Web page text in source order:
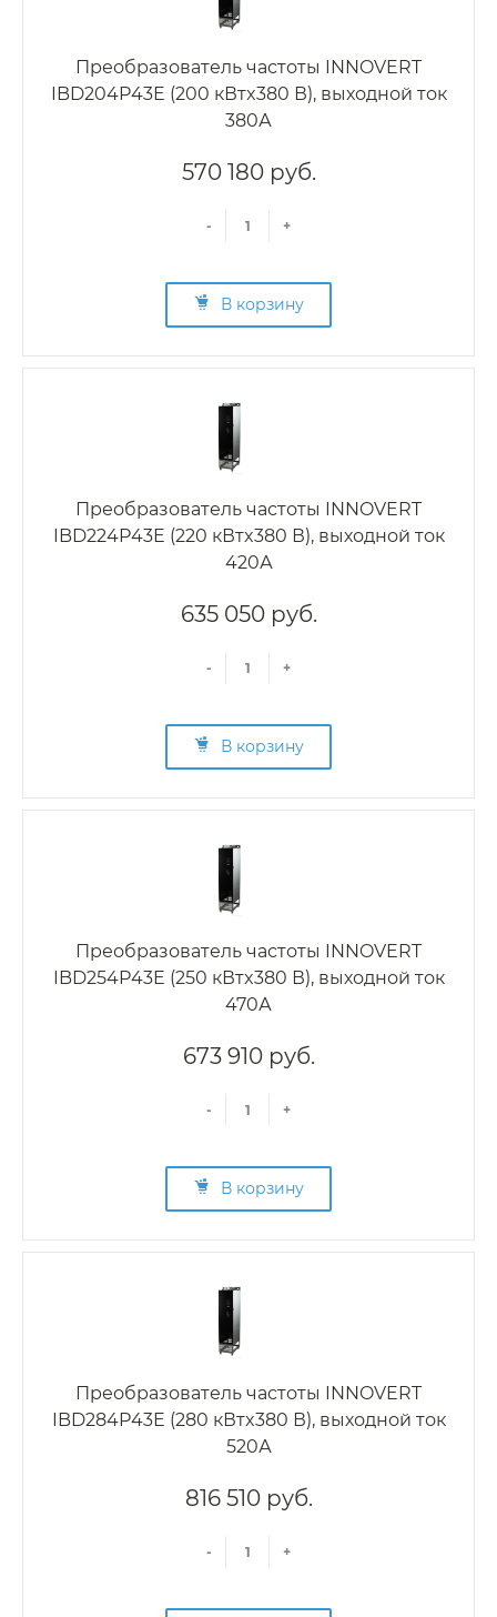
Преобразователь частоты INNOVERT
IBD204P43E (200 кВтx380 В), выходной ток
380А
570 180 руб.
- +
В корзину
Преобразователь частоты INNOVERT
IBD224P43E (220 кВтx380 В), выходной ток
420А
635 050 руб.
- +
В корзину
Преобразователь частоты INNOVERT
IBD254P43E (250 кВтx380 В), выходной ток
470А
673 910 руб.
- +
В корзину
Преобразователь частоты INNOVERT
IBD284P43E (280 кВтx380 В), выходной ток
520А
816 510 руб.
- +